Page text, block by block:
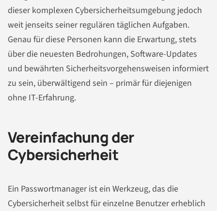
dieser komplexen Cybersicherheitsumgebung jedoch
weit jenseits seiner regulären täglichen Aufgaben.
Genau für diese Personen kann die Erwartung, stets
über die neuesten Bedrohungen, Software-Updates
und bewährten Sicherheitsvorgehensweisen informiert
zu sein, überwältigend sein – primär für diejenigen
ohne IT-Erfahrung.
Vereinfachung der
Cybersicherheit
Ein Passwortmanager ist ein Werkzeug, das die
Cybersicherheit selbst für einzelne Benutzer erheblich